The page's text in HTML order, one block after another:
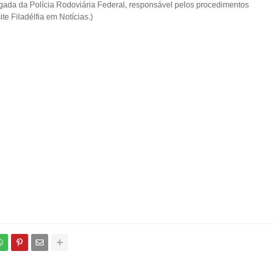
da Polícia Rodoviária Federal, responsável pelos procedimentos
Filadélfia em Notícias.)